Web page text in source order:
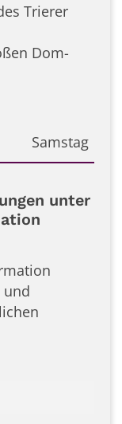
Trierer
Dom-
Samstag
unter
und